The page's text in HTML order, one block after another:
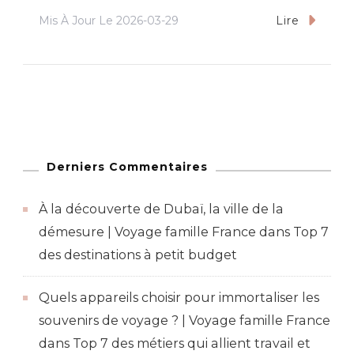
Mis À Jour Le 2026-03-29 Lire
Derniers Commentaires
À la découverte de Dubaï, la ville de la
démesure | Voyage famille France dans Top 7
des destinations à petit budget
Quels appareils choisir pour immortaliser les
souvenirs de voyage ? | Voyage famille France
dans Top 7 des métiers qui allient travail et